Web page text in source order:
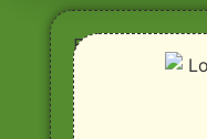
Entre
Rhône,
Alpilles
et